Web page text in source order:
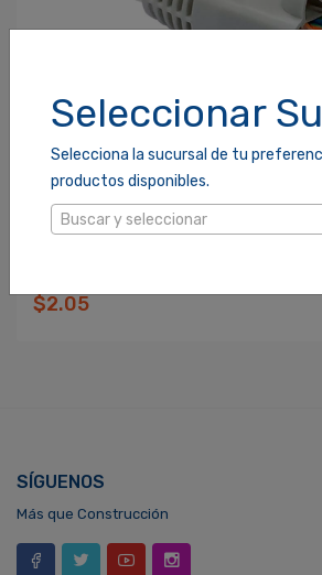
Seleccionar
Selecciona la sucursal de tu
productos disponibles.
Buscar y seleccionar
$2.05
SÍGUENOS
Más que Construcción